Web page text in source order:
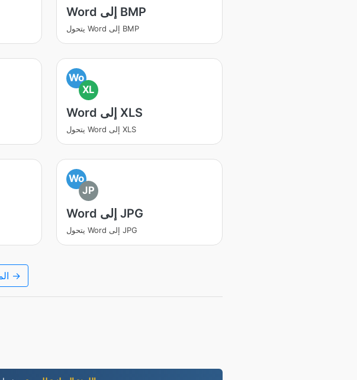
Word إلى BMP
يتحول Word إلى BMP
Wo
XL
Word إلى XLS
يتحول Word إلى XLS
Wo
JP
Word إلى JPG
يتحول Word إلى JPG
انظر الجميع Word المحولات →